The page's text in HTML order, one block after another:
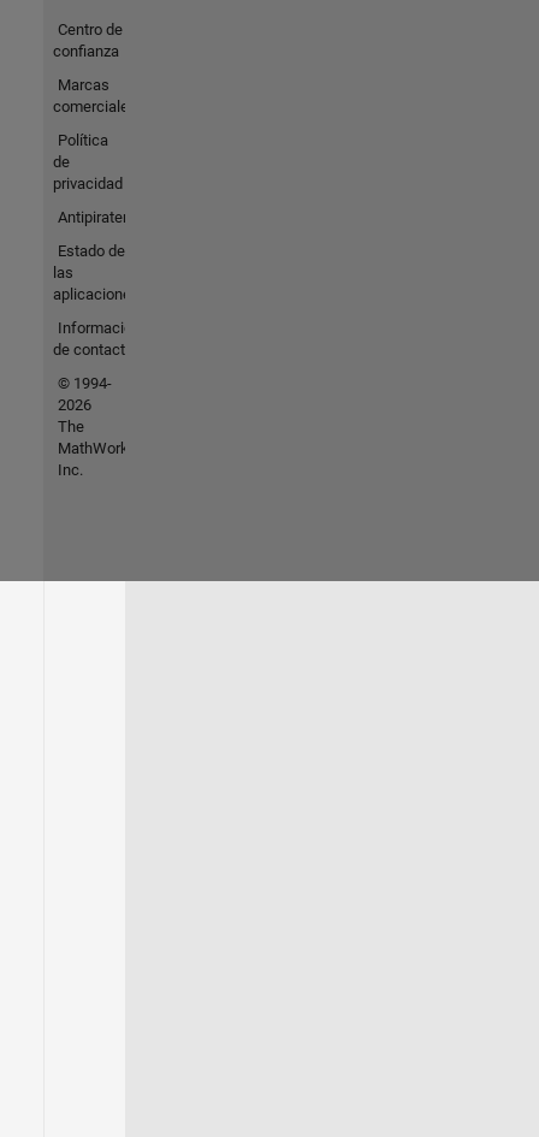
Centro de
confianza
Marcas
comerciales
Política
de
privacidad
Antipiratería
Estado de
las
aplicaciones
Información
de contacto
© 1994-
2026
The
MathWorks,
Inc.